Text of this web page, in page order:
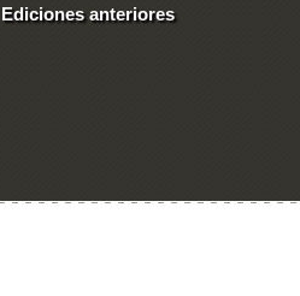
Ediciones anteriores